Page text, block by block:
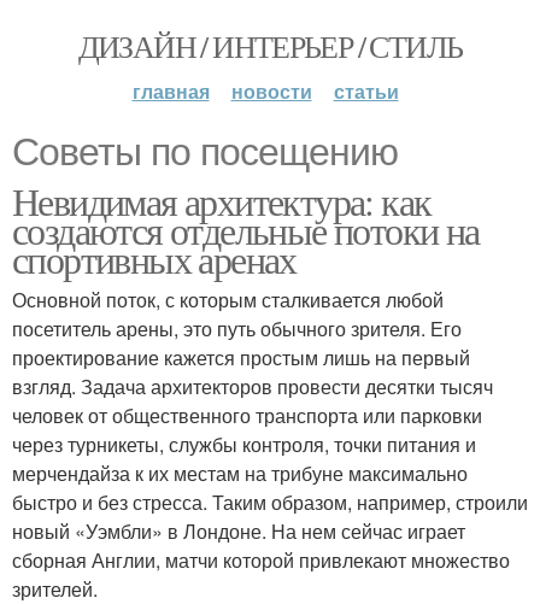
ДИЗАЙН / ИНТЕРЬЕР / СТИЛЬ
главная новости статьи
Советы по посещению
Невидимая архитектура: как
создаются отдельные потоки на
спортивных аренах
Основной поток, с которым сталкивается любой
посетитель арены, это путь обычного зрителя. Его
проектирование кажется простым лишь на первый
взгляд. Задача архитекторов провести десятки тысяч
человек от общественного транспорта или парковки
через турникеты, службы контроля, точки питания и
мерчендайза к их местам на трибуне максимально
быстро и без стресса. Таким образом, например, строили
новый «Уэмбли» в Лондоне. На нем сейчас играет
сборная Англии, матчи которой привлекают множество
зрителей.